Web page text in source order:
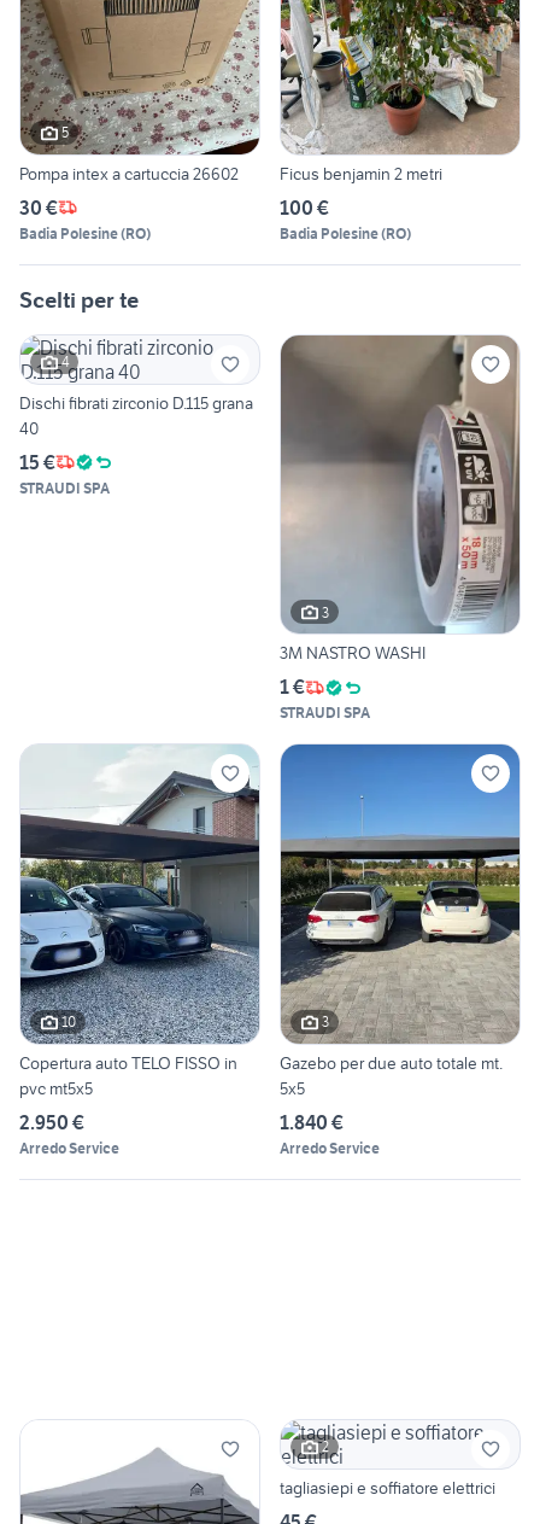
5
Pompa intex a cartuccia 26602
30 €
Badia Polesine(RO)
Ficus benjamin 2 metri
100 €
Badia Polesine(RO)
Scelti per te
4
Dischi fibrati zirconio D.115 grana
40
15 €
STRAUDI SPA
3
3M NASTRO WASHI
1 €
STRAUDI SPA
10
Copertura auto TELO FISSO in
pvc mt5x5
2.950 €
Arredo Service
3
Gazebo per due auto totale mt.
5x5
1.840 €
Arredo Service
2
tagliasiepi e soffiatore elettrici